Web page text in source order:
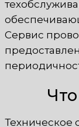
Сервис
Техническое